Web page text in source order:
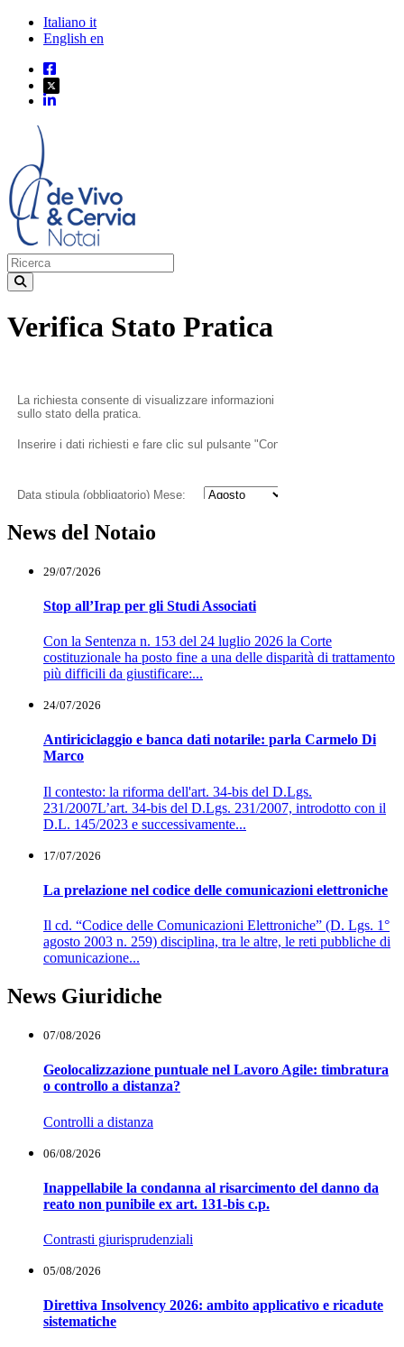
Italiano it
English en
Verifica Stato Pratica
News del Notaio
29/07/2026
Stop all’Irap per gli Studi Associati
Con la Sentenza n. 153 del 24 luglio 2026 la Corte
costituzionale ha posto fine a una delle disparità di trattamento
più difficili da giustificare:...
24/07/2026
Antiriciclaggio e banca dati notarile: parla Carmelo Di
Marco
Il contesto: la riforma dell'art. 34-bis del D.Lgs.
231/2007L’art. 34-bis del D.Lgs. 231/2007, introdotto con il
D.L. 145/2023 e successivamente...
17/07/2026
La prelazione nel codice delle comunicazioni elettroniche
Il cd. “Codice delle Comunicazioni Elettroniche” (D. Lgs. 1°
agosto 2003 n. 259) disciplina, tra le altre, le reti pubbliche di
comunicazione...
News Giuridiche
07/08/2026
Geolocalizzazione puntuale nel Lavoro Agile: timbratura
o controllo a distanza?
Controlli a distanza
06/08/2026
Inappellabile la condanna al risarcimento del danno da
reato non punibile ex art. 131-bis c.p.
Contrasti giurisprudenziali
05/08/2026
Direttiva Insolvency 2026: ambito applicativo e ricadute
sistematiche